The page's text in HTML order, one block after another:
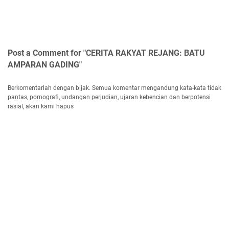
Post a Comment for "CERITA RAKYAT REJANG: BATU
AMPARAN GADING"
Berkomentarlah dengan bijak. Semua komentar mengandung kata-kata tidak
pantas, pornografi, undangan perjudian, ujaran kebencian dan berpotensi
rasial, akan kami hapus